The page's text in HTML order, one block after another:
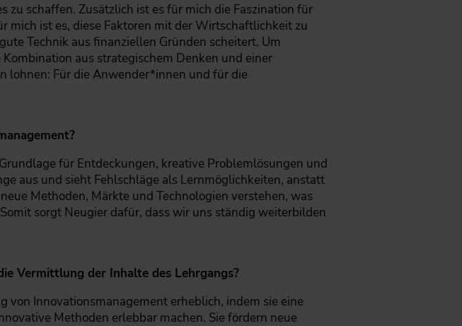
zu schaffen. Zusätzlich ist es für mich die Faszination für
mich ist es, diese Faktoren mit der Wirtschaftlichkeit zu
Technik aus finanziellen Gründen scheitert. Um
aus strategischem Denken und einer
lohnen: Für die Anwender*innen und für die
für Entdeckungen, kreative Problemlösungen und
aus und sieht Fehlschläge als Lernmöglichkeiten, anstatt
Methoden, Märkte und Technologien verstehen, was
sorgt Neugier dafür, dass wir uns ständig weiterbilden
Vermittlung der Inhalte des Lehrgangs?
Innovationsmanagement erheblich, indem sie eine
Methoden erlebbar machen. Sie fördern neue